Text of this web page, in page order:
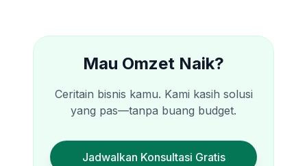
Mau Omzet Naik?
Ceritain bisnis kamu. Kami kasih solusi
yang pas—tanpa buang budget.
Jadwalkan Konsultasi Gratis